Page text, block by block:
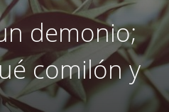
demonio;
comilón y